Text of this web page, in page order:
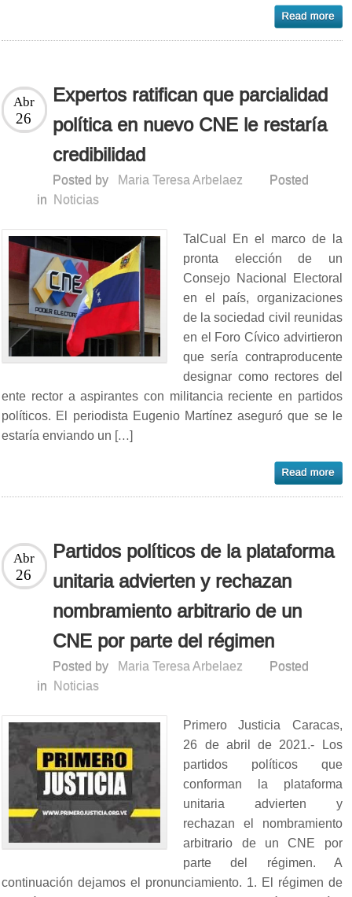
Expertos ratifican que parcialidad
política en nuevo CNE le restaría
credibilidad
Abr
26
Posted by Maria Teresa Arbelaez
Posted
in
Noticias
TalCual En el marco de la
pronta elección de un
Consejo Nacional Electoral
en el país, organizaciones
de la sociedad civil reunidas
en el Foro Cívico advirtieron
que sería contraproducente
designar como rectores del
ente rector a aspirantes con militancia reciente en partidos
políticos. El periodista Eugenio Martínez aseguró que se le
estaría enviando un […]
Partidos políticos de la plataforma
unitaria advierten y rechazan
nombramiento arbitrario de un
CNE por parte del régimen
Abr
26
Posted by Maria Teresa Arbelaez
Posted
in
Noticias
Primero Justicia Caracas,
26 de abril de 2021.- Los
partidos políticos que
conforman la plataforma
unitaria advierten y
rechazan el nombramiento
arbitrario de un CNE por
parte del régimen. A
continuación dejamos el pronunciamiento. 1. El régimen de